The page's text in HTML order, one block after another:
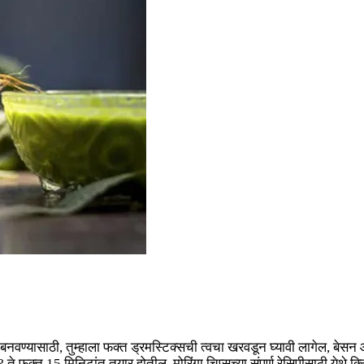
बनवण्यासाठी, तुम्हाला फक्त ड्रमस्टिक्सची त्वचा खरवडून घ्यावी लागेल,